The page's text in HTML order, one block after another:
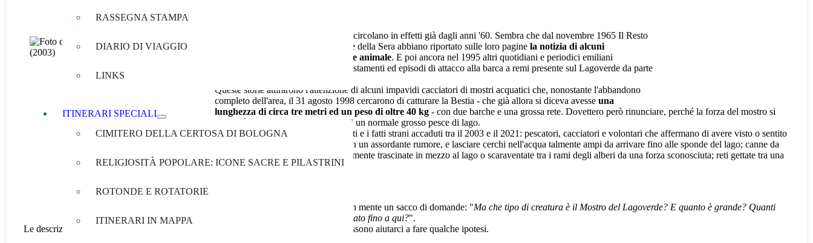
RASSEGNA STAMPA
DIARIO DI VIAGGIO
LINKS
ITINERARI SPECIALI
CIMITERO DELLA CERTOSA DI BOLOGNA
RELIGIOSITÀ POPOLARE: ICONE SACRE E PILASTRINI
ROTONDE E ROTATORIE
ITINERARI IN MAPPA
I racconti sul Mostro del Lagoverde circolano in effetti già dagli anni '60. Sembra che dal novembre 1965 Il Resto
del Carlino, La Provincia, Il Corriere della Sera abbiano riportato sulle loro pagine la notizia di alcuni
avvistamenti nel lago di un enorme animale. E poi ancora nel 1995 altri quotidiani e periodici emiliani
riportarono allarmanti notizie di avvistamenti ed episodi di attacco alla barca a remi presente sul Lagoverde da parte
Queste storie attirarono l'attenzione di alcuni impavidi cacciatori di mostri acquatici che, nonostante l'abbandono
completo dell'area, il 31 agosto 1998 cercarono di catturare la Bestia - che già allora si diceva avesse una
lunghezza di circa tre metri ed un peso di oltre 40 kg - con due barche e una grossa rete. Dovettero però rinunciare, perché la forza del mostro si
dimostrò superiore alle aspettative di un normale grosso pesce di lago.
Sono inoltre a decine gli avvistamenti e i fatti strani accaduti tra il 2003 e il 2021: pescatori, cacciatori e volontari che affermano di avere visto o sentito
la "creatura" venire in superficie, con un assordante rumore, e lasciare cerchi nell'acqua talmente ampi da arrivare fino alle sponde del lago; canne da
pesca fissate su picchetti improvvisamente trascinate in mezzo al lago o scaraventate tra i rami degli alberi da una forza sconosciuta; reti gettate tra una
riva e l'altra del lago ritirate lacerate.
Sulla sponda del lago, mi vengono in mente un sacco di domande: "Ma che tipo di creatura è il Mostro del Lagoverde? E quanto è grande? Quanti
anni ha? Cosa preda? Come è arrivato fino a qui?".
Le descrizioni di altri testimoni, per quanto curiose e nello stesso tempo inquietanti, possono aiutarci a fare qualche ipotesi.